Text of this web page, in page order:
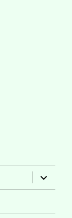
ouvrir
le
sous-